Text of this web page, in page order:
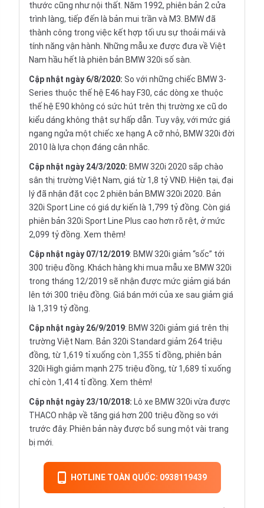
thước cũng như nội thất. Năm 1992, phiên bản 2 cửa
trình làng, tiếp đến là bản mui trần và M3. BMW đã
thành công trong việc kết hợp tối ưu sự thoải mái và
tính năng vận hành. Những mẫu xe được đưa về Việt
Nam hầu hết là phiên bản BMW 320i số sàn.
Cập nhật ngày 6/8/2020: So với những chiếc BMW 3-
Series thuộc thế hệ E46 hay F30, các dòng xe thuộc
thế hệ E90 không có sức hút trên thị trường xe cũ do
kiểu dáng không thật sự hấp dẫn. Tuy vậy, với mức giá
ngang ngửa một chiếc xe hạng A cỡ nhỏ, BMW 320i đời
2010 là lựa chọn đáng cân nhắc.
Cập nhật ngày 24/3/2020: BMW 320i 2020 sắp chào
sân thị trường Việt Nam, giá từ 1,8 tỷ VNĐ. Hiện tại, đại
lý đã nhận đặt cọc 2 phiên bản BMW 320i 2020. Bản
320i Sport Line có giá dự kiến là 1,799 tỷ đồng. Còn giá
phiên bản 320i Sport Line Plus cao hơn rõ rệt, ở mức
2,099 tỷ đồng. Xem thêm!
Cập nhật ngày 07/12/2019: BMW 320i giảm “sốc” tới
300 triệu đồng. Khách hàng khi mua mẫu xe BMW 320i
trong tháng 12/2019 sẽ nhận được mức giảm giá bán
lên tới 300 triệu đồng. Giá bán mới của xe sau giảm giá
là 1,319 tỷ đồng.
Cập nhật ngày 26/9/2019: BMW 320i giảm giá trên thị
trường Việt Nam. Bản 320i Standard giảm 264 triệu
đồng, từ 1,619 tỉ xuống còn 1,355 tỉ đồng, phiên bản
320i High giảm mạnh 275 triệu đồng, từ 1,689 tỉ xuống
chỉ còn 1,414 tỉ đồng. Xem thêm!
Cập nhật ngày 23/10/2018: Lô xe BMW 320i vừa được
THACO nhập về tăng giá hơn 200 triệu đồng so với
trước đây. Phiên bản này được bổ sung một vài trang
bị mới.
HOTLINE TOÀN QUỐC: 0938119439